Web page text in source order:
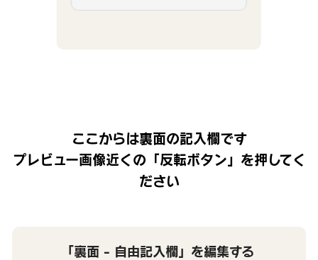
ここからは裏面の記入欄です
プレビュー画像近くの「反転ボタン」を押してく
ださい
「裏面 - 自由記入欄」を編集する